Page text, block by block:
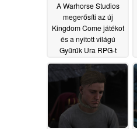
A Warhorse Studios
megerősíti az új
Kingdom Come játékot
és a nyitott világú
Gyűrűk Ura RPG-t
05/21/2026